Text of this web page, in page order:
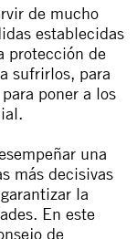
de mucho
establecidas
protección de
sufrirlos, para
poner a los
una
más decisivas
la
En este
de